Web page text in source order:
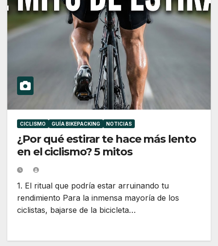
CICLISMO GUÍA BIKEPACKING NOTICIAS
¿Por qué estirar te hace más lento
en el ciclismo? 5 mitos
1. El ritual que podría estar arruinando tu
rendimiento Para la inmensa mayoría de los
ciclistas, bajarse de la bicicleta…